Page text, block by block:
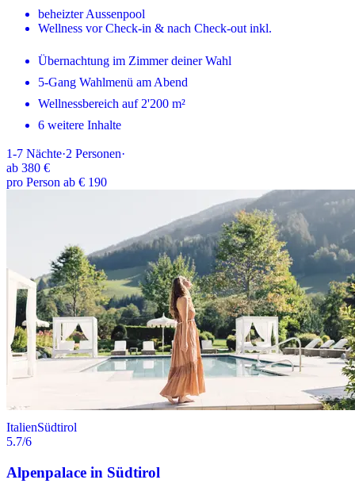
beheizter Aussenpool
Wellness vor Check-in & nach Check-out inkl.
Übernachtung im Zimmer deiner Wahl
5-Gang Wahlmenü am Abend
Wellnessbereich auf 2'200 m²
6 weitere Inhalte
1-7 Nächte·2 Personen·
ab 380 €
pro Person ab € 190
ItalienSüdtirol
5.7/6
Alpenpalace in Südtirol